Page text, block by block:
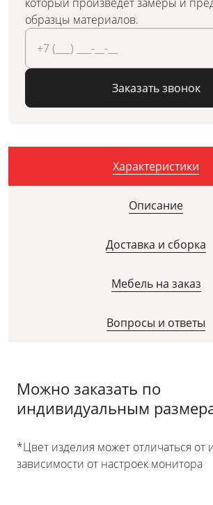
образцы материалов.
Заказать звонок
Характеристики
Описание
Доставка и сборка
Мебель на заказ
Вопросы и ответы
Можно заказать по
индивидуальным
*Цвет изделия может отличаться от
зависимости от настроек монитора